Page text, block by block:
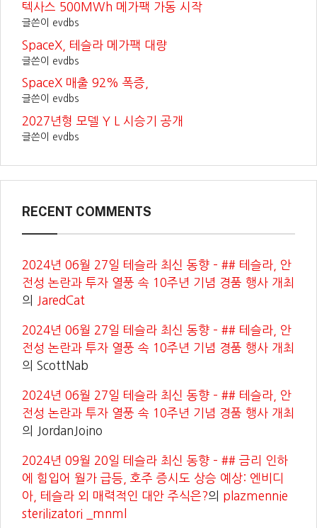
텍사스 500MWh 메가팩 가동 시작
글쓴이 evdbs
SpaceX, 테슬라 메가팩 대량
글쓴이 evdbs
SpaceX 매출 92% 폭증,
글쓴이 evdbs
2027년형 모델 Y L 시승기 공개
글쓴이 evdbs
RECENT COMMENTS
2024년 06월 27일 테슬라 최신 동향 – ## 테슬라, 안
전성 논란과 투자 열풍 속 10주년 기념 경품 행사 개최
의
JaredCat
2024년 06월 27일 테슬라 최신 동향 – ## 테슬라, 안
전성 논란과 투자 열풍 속 10주년 기념 경품 행사 개최
의 ScottNab
2024년 06월 27일 테슬라 최신 동향 – ## 테슬라, 안
전성 논란과 투자 열풍 속 10주년 기념 경품 행사 개최
의
JordanJoino
2024년 09월 20일 테슬라 최신 동향 – ## 금리 인하
에 힘입어 월가 급등, 호주 증시도 상승 예상: 엔비디
아, 테슬라 외 매력적인 대안 주식은?의 plazmennie
sterilizatori _mnml